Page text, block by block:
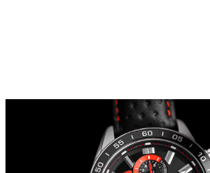
Swatch (62)
Swiss Alpine Military (196)
Swiss Military (31)
Swiss Military by Chrono (86)